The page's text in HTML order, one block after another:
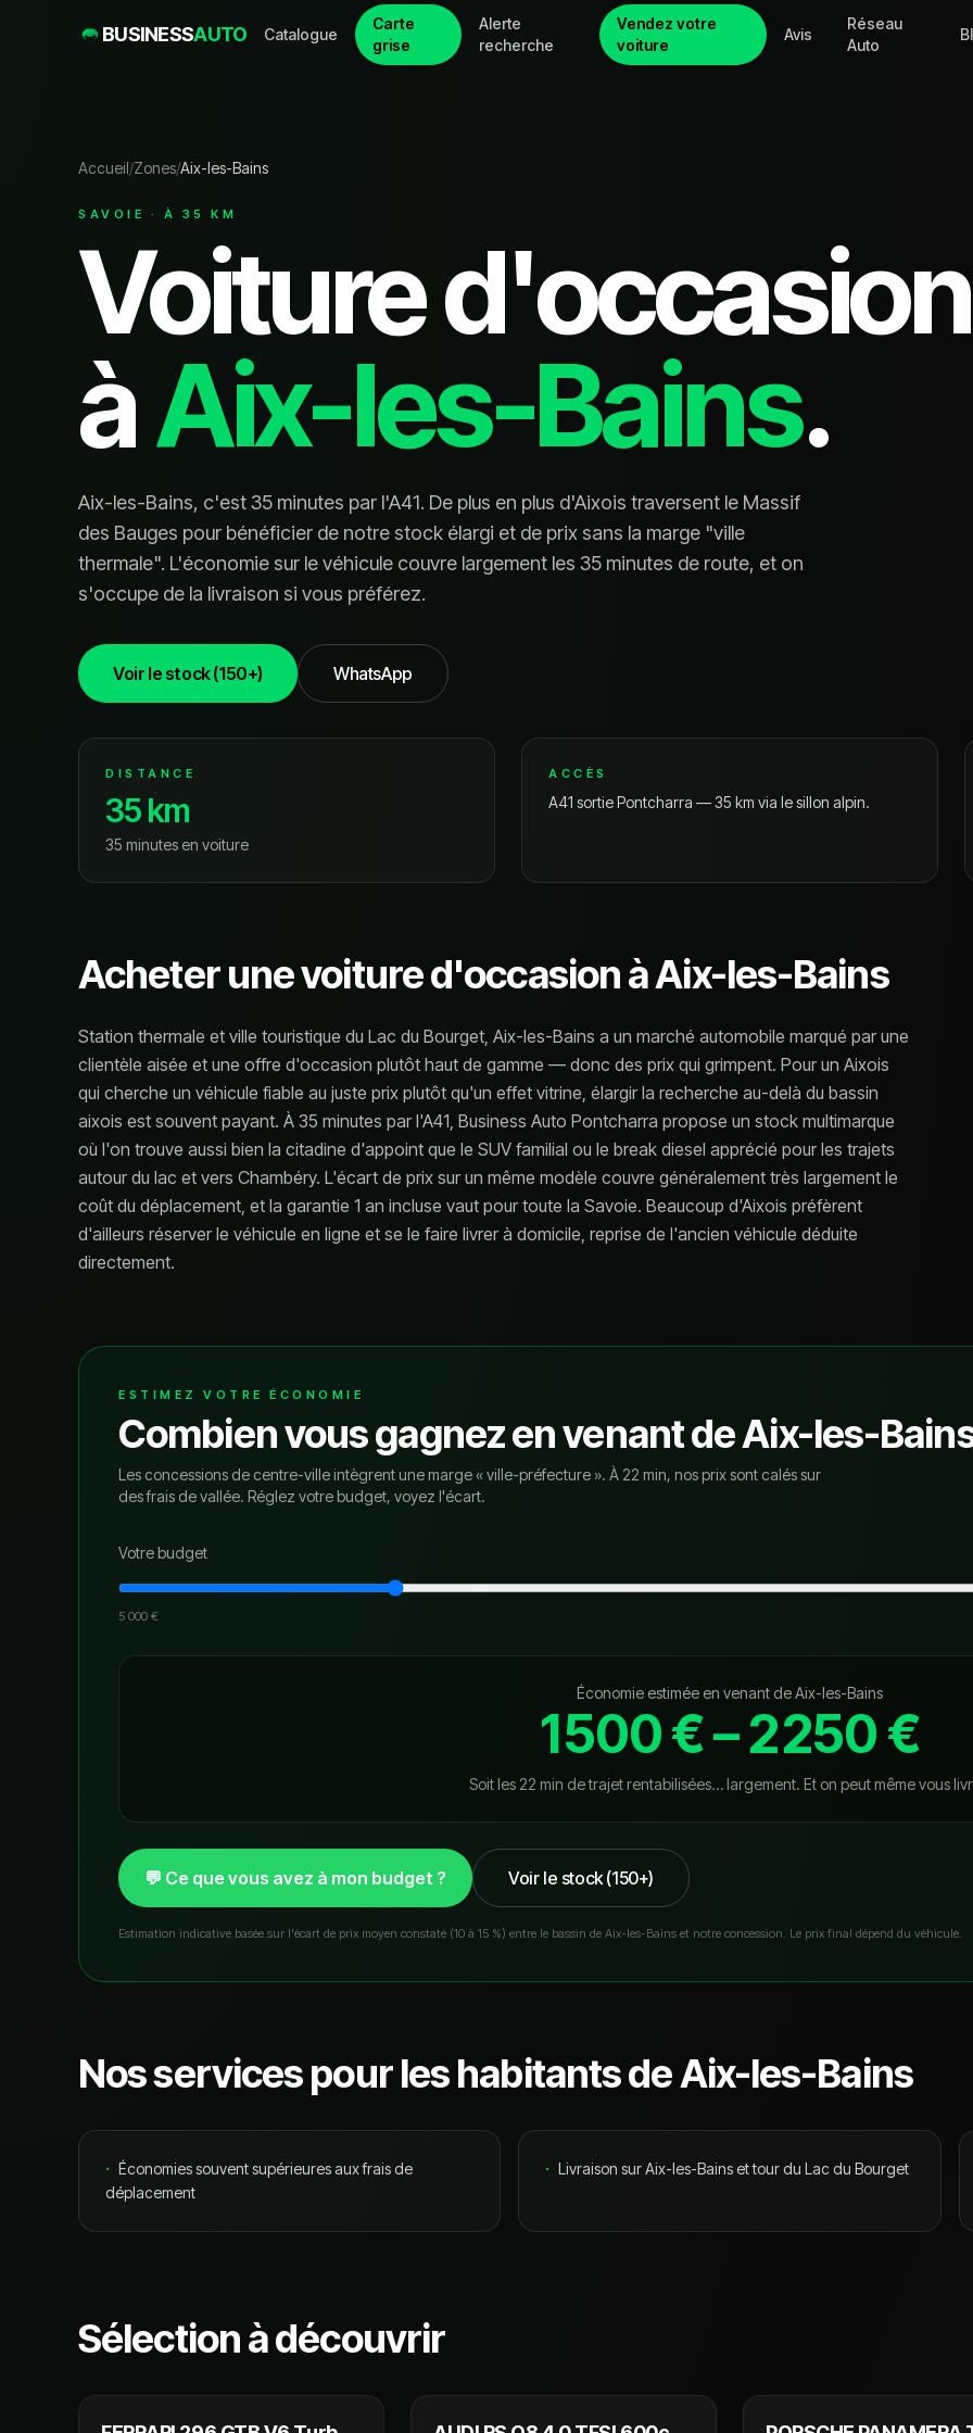
BUSINESSAUTO Catalogue
Carte
grise
Alerte
recherche
Vendez votre
voiture
Avis
Réseau
Auto
Accueil/Zones/Aix-les-Bains
SAVOIE · À 35 KM
Voiture d'occasion
àAix-les-Bains.
Aix-les-Bains, c'est 35 minutes par l'A41. De plus en plus d'Aixois traversent le Massif
des Bauges pour bénéficier de notre stock élargi et de prix sans la marge "ville
thermale". L'économie sur le véhicule couvre largement les 35 minutes de route, et on
s'occupe de la livraison si vous préférez.
Voir le stock (150+) WhatsApp
DISTANCE
35km
35 minutes en voiture
ACCÈS
A41 sortie Pontcharra — 35 km via le sillon alpin.
Acheter une voiture d'occasion àAix-les-Bains
Station thermale et ville touristique du Lac du Bourget, Aix-les-Bains a un marché automobile marqué par une
clientèle aisée et une offre d'occasion plutôt haut de gamme — donc des prix qui grimpent. Pour un Aixois
qui cherche un véhicule fiable au juste prix plutôt qu'un effet vitrine, élargir la recherche au-delà du bassin
aixois est souvent payant. À 35 minutes par l'A41, Business Auto Pontcharra propose un stock multimarque
où l'on trouve aussi bien la citadine d'appoint que le SUV familial ou le break diesel apprécié pour les trajets
autour du lac et vers Chambéry. L'écart de prix sur un même modèle couvre généralement très largement le
coût du déplacement, et la garantie 1 an incluse vaut pour toute la Savoie. Beaucoup d'Aixois préfèrent
d'ailleurs réserver le véhicule en ligne et se le faire livrer à domicile, reprise de l'ancien véhicule déduite
directement.
ESTIMEZ VOTRE ÉCONOMIE
Combien vous gagnez en venant deAix-les-
Les concessions de centre-ville intègrent une marge « ville-préfecture ». À 22 min, nos prix sont calés sur
des frais de vallée. Réglez votre budget, voyez l'écart.
Votre budget
5 000 €
Économie estimée en venant deAix-les-Bains
1 500 €–2 250 €
Soit les 22 min de trajet rentabilisées… largement. Et on peut même vous
💬 Ce que vous avez à mon budget ? Voir le stock (150+)
Estimation indicative basée sur l'écart de prix moyen constaté (10 à 15 %) entre le bassin de Aix-les-Bains et notre concession. Le prix final dépend du véhicule.
Nos services pour les habitants deAix-les-Bains
· Économies souvent supérieures aux frais de
déplacement
· Livraison sur Aix-les-Bains et tour du Lac du Bourget
Sélection à découvrir